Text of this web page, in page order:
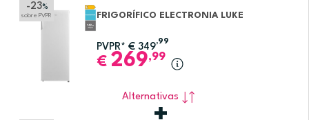
-23%
sobre PVPR FRIGORÍFICO ELECTRONIA LUKE
PVPR* € 349
,99
€ 269,99
Alternativas